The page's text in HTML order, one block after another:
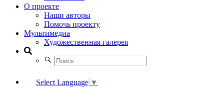
О проекте
Наши авторы
Помочь проекту
Мультимедиа
Художественная галерея
Select Language ▼